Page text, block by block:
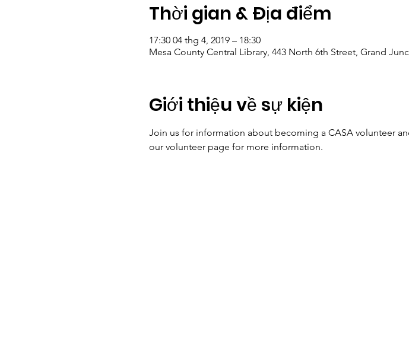
Thời gian & Địa điểm
17:30 04 thg 4, 2019 – 18:30
Mesa County Central Library, 443 North 6th Street, Grand
Giới thiệu về sự kiện
Join us for information about becoming a CASA volunteer
our volunteer page for more information.